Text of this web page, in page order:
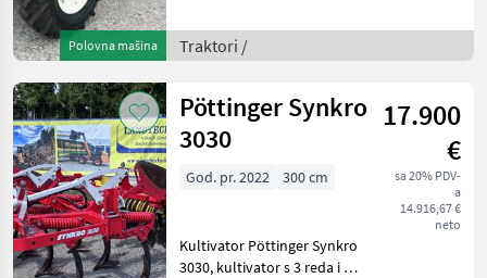
Polovna mašina
hidraulična upravljačka
ventila s dvostrukim
Traktori /
Pöttinger Synkro
3030
17.900
€
sa 20% PDV-
a
14.916,67 €
neto
God. pr. 2022 300 cm
Kultivator Pöttinger Synkro
3030, kultivator s 3 reda i 11